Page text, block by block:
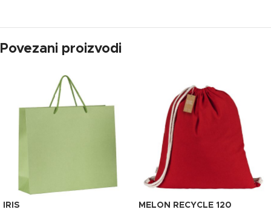
Povezani proizvodi
IRIS MELON RECYCLE 120